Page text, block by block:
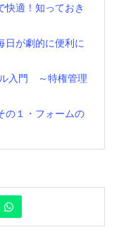
快適！知っておき
日が劇的に便利に
入門 ～特権管理
の１・フォームの